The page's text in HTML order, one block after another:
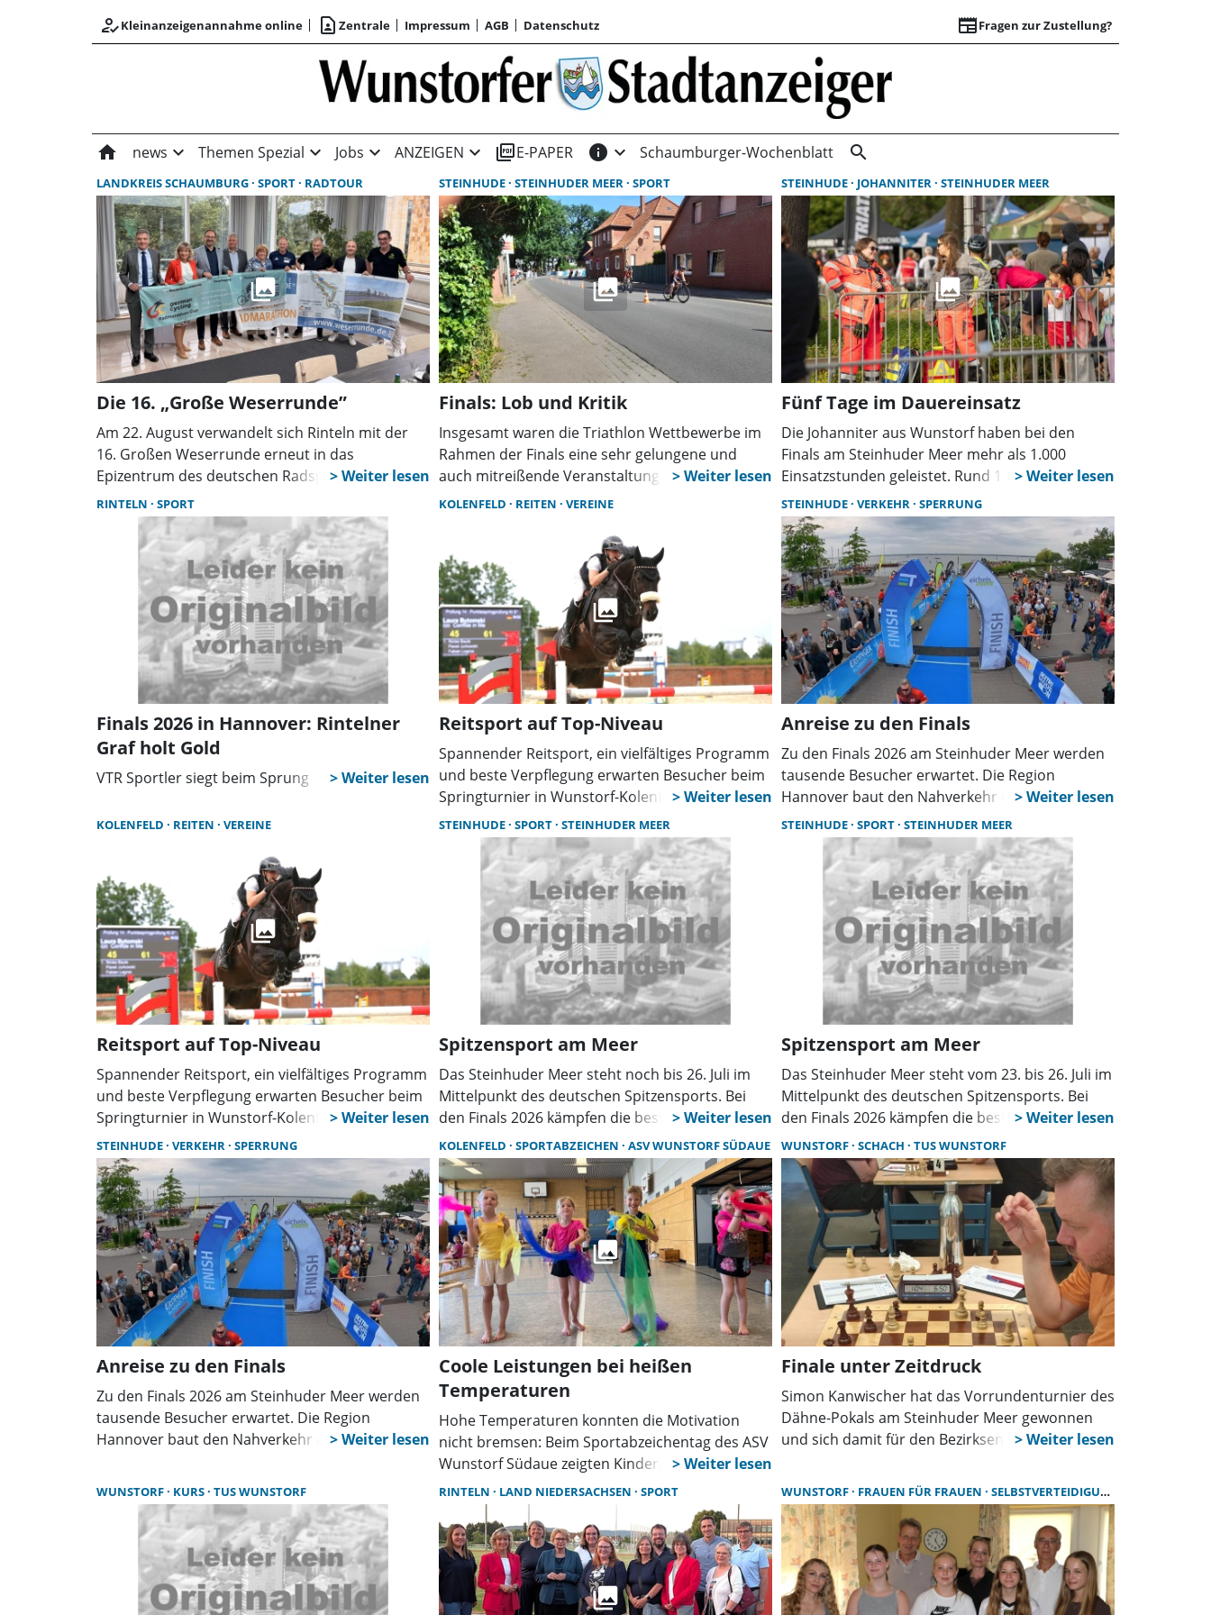
how_to_regKleinanzeigenannahme online contact_page Zentrale Impressum AGB Datenschutz newspaperFragen zur Zustellung?
Suchergebnisse |
home news expand_more Themen Spezial expand_more Jobs expand_more ANZEIGEN expand_more picture_as_pdfE-PAPER info expand_more Schaumburger-Wochenblatt search
LANDKREIS SCHAUMBURG SPORT RADTOUR
Die 16. „Große Weserrunde”
Am 22. August verwandelt sich Rinteln mit der
16. Großen Weserrunde erneut in das
Epizentrum des deutschen Radsports. Mit
mittlerweile erwarteten 1.500 Teilnehmenden
hat sich die Veranstaltung längst als feste Größe
im Kalender etabliert und ist ein essenzieller
Bestandteil der bedeutendsten Radmarathons in
Deutschland.
STEINHUDE STEINHUDER MEER SPORT
Finals: Lob und Kritik
Insgesamt waren die Triathlon Wettbewerbe im
Rahmen der Finals eine sehr gelungene und
auch mitreißende Veranstaltung. Ein Resümee,
das Ortsbürgermeisterin Christiane Schweer
Deutschen Triathlon Union (DTU) im Nachgang
übereinstimmend trafen. Etwas Kritik gab es
aber auch.
STEINHUDE JOHANNITER STEINHUDER MEER
Fünf Tage im Dauereinsatz
Die Johanniter aus Wunstorf haben bei den
Finals am Steinhuder Meer mehr als 1.000
Einsatzstunden geleistet. Rund 120
ehrenamtliche Helfer sicherten die Wettkämpfe
an fünf Tagen sanitätsdienstlich ab. Die Zahl der
medizinischen Versorgungen blieb dabei
überschaubar.
RINTELN SPORT
Finals 2026 in Hannover: Rintelner
Graf holt Gold
VTR Sportler siegt beim Sprung
KOLENFELD REITEN VEREINE
Reitsport auf Top-Niveau
Spannender Reitsport, ein vielfältiges Programm
und beste Verpflegung erwarten Besucher beim
Springturnier in Wunstorf-Kolenfeld. Rund 880
Reiter treten in 21 Prüfungen an. Höhepunkt ist
der Große Preis von Kolenfeld am Sonntag.
STEINHUDE VERKEHR SPERRUNG
Anreise zu den Finals
Zu den Finals 2026 am Steinhuder Meer werden
tausende Besucher erwartet. Die Region
Hannover baut den Nahverkehr deutlich aus,
während Straßen gesperrt werden. Wer anreist,
sollte früh planen, auf Busse umsteigen und
aktuelle Verkehrsinfos beachten.
KOLENFELD REITEN VEREINE
Reitsport auf Top-Niveau
Spannender Reitsport, ein vielfältiges Programm
und beste Verpflegung erwarten Besucher beim
Springturnier in Wunstorf-Kolenfeld. Rund 880
Reiter treten in 21 Prüfungen an. Höhepunkt ist
der Große Preis von Kolenfeld am Sonntag.
STEINHUDE SPORT STEINHUDER MEER
Spitzensport am Meer
Das Steinhuder Meer steht noch bis 26. Juli im
Mittelpunkt des deutschen Spitzensports. Bei
den Finals 2026 kämpfen die besten Athleten des
Landes in den Disziplinen Triathlon, Segeln,
Surfen und Coastal Rowing um nationale Titel.
Der Eintritt ist kostenfrei.
STEINHUDE SPORT STEINHUDER MEER
Spitzensport am Meer
Das Steinhuder Meer steht vom 23. bis 26. Juli im
Mittelpunkt des deutschen Spitzensports. Bei
den Finals 2026 kämpfen die besten Athleten des
Landes in den Disziplinen Triathlon, Segeln,
Surfen und Coastal Rowing um nationale Titel.
Der Eintritt ist kostenfrei.
STEINHUDE VERKEHR SPERRUNG
Anreise zu den Finals
Zu den Finals 2026 am Steinhuder Meer werden
tausende Besucher erwartet. Die Region
Hannover baut den Nahverkehr deutlich aus,
aktuelle Verkehrsinfos beachten.
KOLENFELD SPORTABZEICHEN ASV WUNSTORF SÜDAUE
Coole Leistungen bei heißen
Temperaturen
Hohe Temperaturen konnten die Motivation
nicht bremsen: Beim Sportabzeichentag des ASV
Wunstorf Südaue zeigten Kinder, Jugendliche
und Erwachsene großen Einsatz. Angepasste
Abläufe sorgten für sichere Bedingungen und
viele erfolgreiche sportliche Leistungen.
WUNSTORF SCHACH TUS WUNSTORF
Finale unter Zeitdruck
Simon Kanwischer hat das Vorrundenturnier des
Dähne-Pokals am Steinhuder Meer gewonnen
und sich damit für den Bezirksentscheid
einem rein Wunstorfer Finale gegen Sikri Sevim
durch.
WUNSTORF KURS TUS WUNSTORF RINTELN LAND NIEDERSACHSEN SPORT WUNSTORF FRAUEN FÜR FRAUEN SELBSTVERTEIDIGUNG FRAUEN